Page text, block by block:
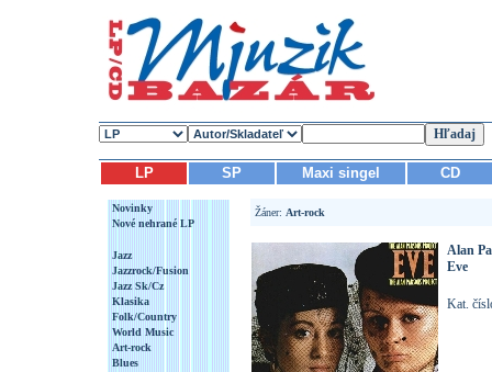
LP SP Maxi singel CD
Novinky
Nové nehrané LP
Jazz
Jazzrock/Fusion
Jazz Sk/Cz
Klasika
Folk/Country
World Music
Art-rock
Blues
Žáner: Art-rock
Alan
Eve
Kat.